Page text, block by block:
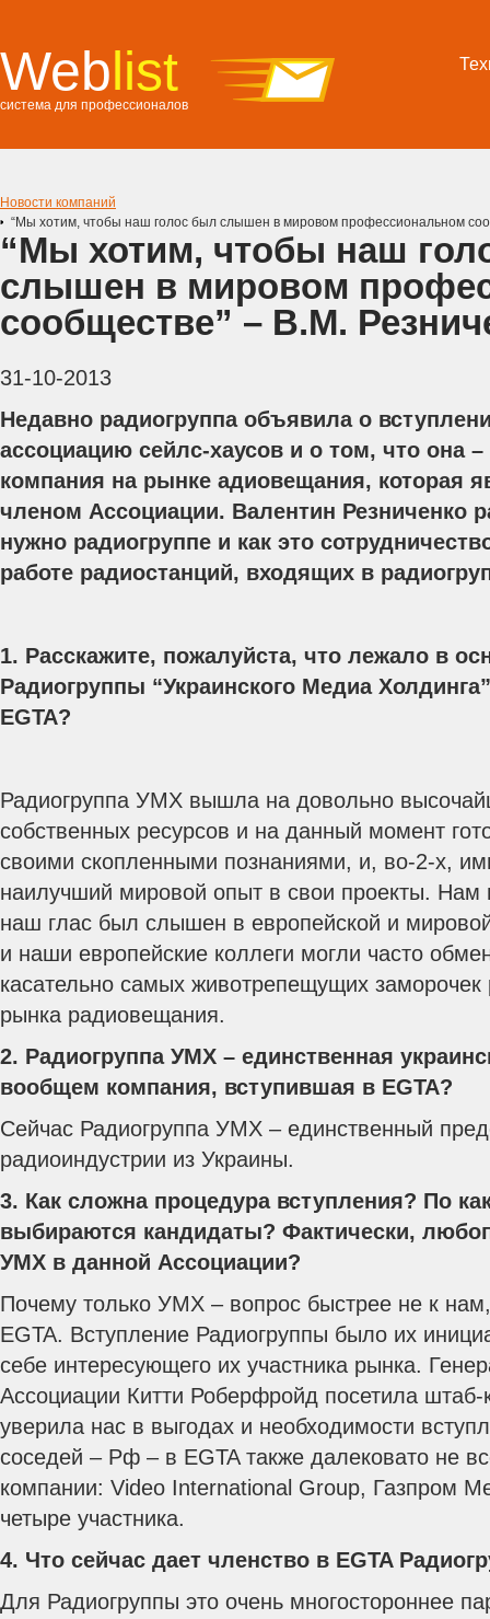
Weblist
система для профессионалов
Новости компаний
“Мы хотим, чтобы наш голос был слышен в мировом профессиональном
“Мы хотим, чтобы наш
слышен в мировом
сообществе” – В.М.
31-10-2013
Недавно радиогруппа объявила о
ассоциацию сейлс-хаусов и о том, что она –
компания на рынке адиовещания, которая
членом Ассоциации. Валентин Резниченко
нужно радиогруппе и как это
работе радиостанций, входящих в
1. Расскажите, пожалуйста, что лежало в
Радиогруппы “Украинского Медиа
EGTA?
Радиогруппа УМХ вышла на довольно
собственных ресурсов и на данный момент
своими скопленными познаниями, и, во-2-х,
наилучший мировой опыт в свои проекты. Нам
наш глас был слышен в европейской и
и наши европейские коллеги могли часто
касательно самых животрепещущих заморочек
рынка радиовещания.
2. Радиогруппа УМХ – единственная
вообщем компания, вступившая в EGTA?
Сейчас Радиогруппа УМХ – единственный
радиоиндустрии из Украины.
3. Как сложна процедура вступления? По
выбираются кандидаты? Фактически,
УМХ в данной Асcоциации?
Почему только УМХ – вопрос быстрее не к
EGTA. Вступление Радиогруппы было их
себе интересующего их участника рынка.
Ассоциации Китти Роберфройд посетила штаб-
уверила нас в выгодах и необходимости
соседей – Рф – в EGTA также далековато не
компании: Video International Group, Газпром
четыре участника.
4. Что сейчас дает членство в EGTA
Для Радиогруппы это очень многостороннее